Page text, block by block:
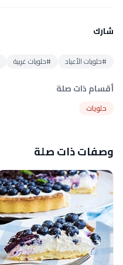
شارك
#حلويات الأعياد #حلويات غربية
أقسام ذات صلة
حلويات
وصفات ذات صلة